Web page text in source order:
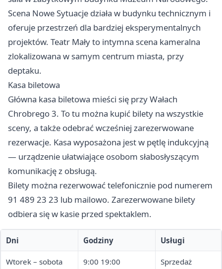
Scena Nowe Sytuacje działa w budynku technicznym i
oferuje przestrzeń dla bardziej eksperymentalnych
projektów. Teatr Mały to intymna scena kameralna
zlokalizowana w samym centrum miasta, przy
deptaku.
Kasa biletowa
Główna kasa biletowa mieści się przy Wałach
Chrobrego 3. To tu można kupić bilety na wszystkie
sceny, a także odebrać wcześniej zarezerwowane
rezerwacje. Kasa wyposażona jest w pętlę indukcyjną
— urządzenie ułatwiające osobom słabosłyszącym
komunikację z obsługą.
Bilety można rezerwować telefonicznie pod numerem
91 489 23 23 lub mailowo. Zarezerwowane bilety
odbiera się w kasie przed spektaklem.
Dni Godziny Usługi
Wtorek – sobota 9:00 19:00
Sprzedaż